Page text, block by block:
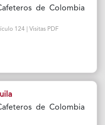
de Colombia
124 | Visitas PDF
de Colombia